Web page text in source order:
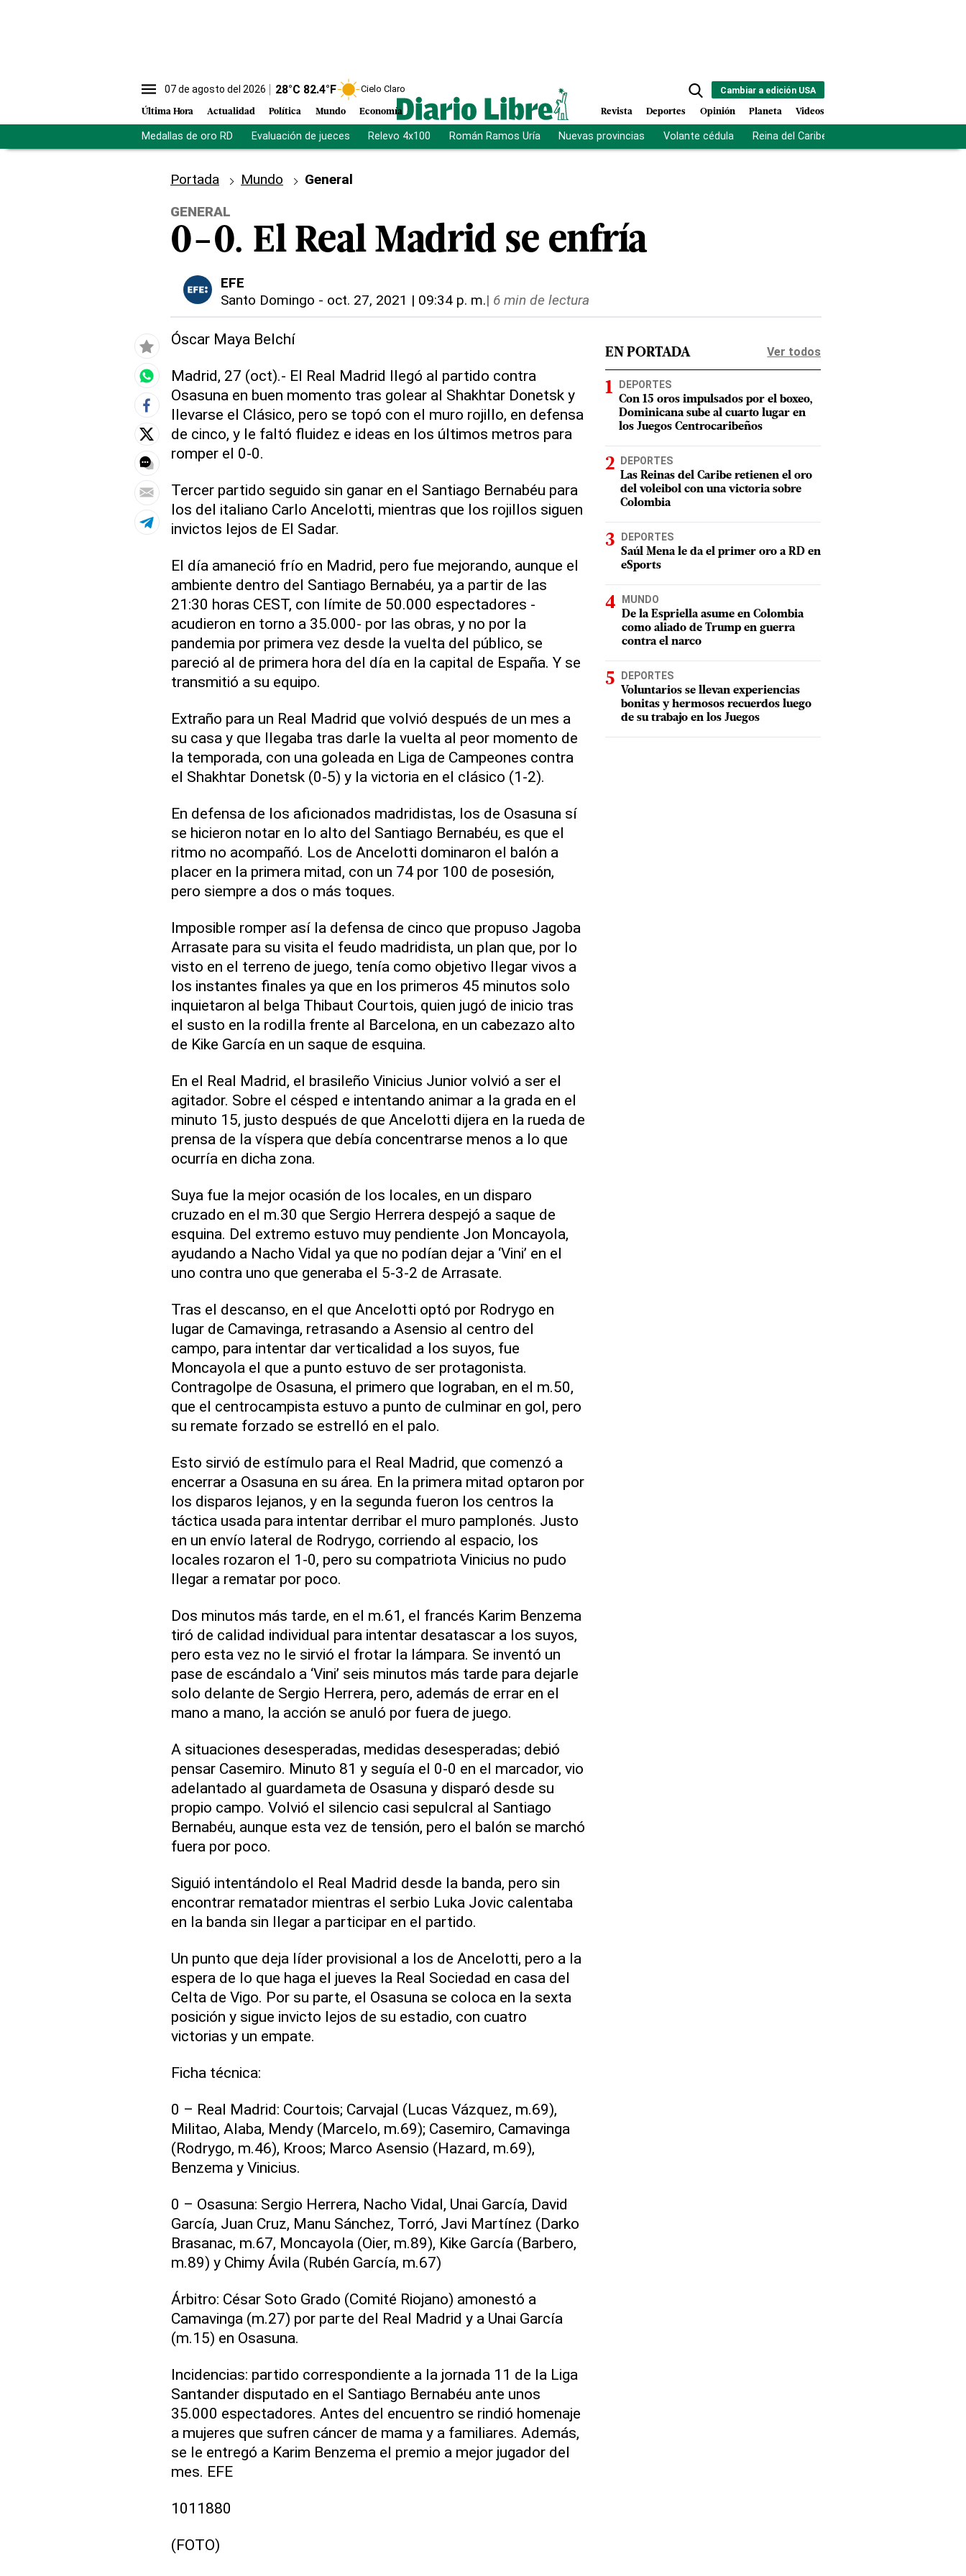
07 de agosto del 2026 28°C 82.4°F Cielo Claro
Última Hora Actualidad Política Mundo Economía
Cambiar a edición USA
Revista Deportes Opinión Planeta Videos
Medallas de oro RD Evaluación de jueces Relevo 4x100 Román Ramos Uría Nuevas provincias Volante cédula Reina del Caribe
Portada Mundo
General
GENERAL
0-0. El Real Madrid se enfría
EFE
Santo Domingo - oct. 27, 2021 | 09:34 p. m.| 6 min de lectura
Óscar Maya Belchí
Madrid, 27 (oct).- El Real Madrid llegó al partido contra
Osasuna en buen momento tras golear al Shakhtar Donetsk y
llevarse el Clásico, pero se topó con el muro rojillo, en defensa
de cinco, y le faltó fluidez e ideas en los últimos metros para
romper el 0-0.
Tercer partido seguido sin ganar en el Santiago Bernabéu para
los del italiano Carlo Ancelotti, mientras que los rojillos siguen
invictos lejos de El Sadar.
El día amaneció frío en Madrid, pero fue mejorando, aunque el
ambiente dentro del Santiago Bernabéu, ya a partir de las
21:30 horas CEST, con límite de 50.000 espectadores -
acudieron en torno a 35.000- por las obras, y no por la
pandemia por primera vez desde la vuelta del público, se
pareció al de primera hora del día en la capital de España. Y se
transmitió a su equipo.
Extraño para un Real Madrid que volvió después de un mes a
su casa y que llegaba tras darle la vuelta al peor momento de
la temporada, con una goleada en Liga de Campeones contra
el Shakhtar Donetsk (0-5) y la victoria en el clásico (1-2).
En defensa de los aficionados madridistas, los de Osasuna sí
se hicieron notar en lo alto del Santiago Bernabéu, es que el
ritmo no acompañó. Los de Ancelotti dominaron el balón a
placer en la primera mitad, con un 74 por 100 de posesión,
pero siempre a dos o más toques.
Imposible romper así la defensa de cinco que propuso Jagoba
Arrasate para su visita el feudo madridista, un plan que, por lo
visto en el terreno de juego, tenía como objetivo llegar vivos a
los instantes finales ya que en los primeros 45 minutos solo
inquietaron al belga Thibaut Courtois, quien jugó de inicio tras
el susto en la rodilla frente al Barcelona, en un cabezazo alto
de Kike García en un saque de esquina.
En el Real Madrid, el brasileño Vinicius Junior volvió a ser el
agitador. Sobre el césped e intentando animar a la grada en el
minuto 15, justo después de que Ancelotti dijera en la rueda de
prensa de la víspera que debía concentrarse menos a lo que
ocurría en dicha zona.
Suya fue la mejor ocasión de los locales, en un disparo
cruzado en el m.30 que Sergio Herrera despejó a saque de
esquina. Del extremo estuvo muy pendiente Jon Moncayola,
ayudando a Nacho Vidal ya que no podían dejar a ‘Vini’ en el
uno contra uno que generaba el 5-3-2 de Arrasate.
Tras el descanso, en el que Ancelotti optó por Rodrygo en
lugar de Camavinga, retrasando a Asensio al centro del
campo, para intentar dar verticalidad a los suyos, fue
Moncayola el que a punto estuvo de ser protagonista.
Contragolpe de Osasuna, el primero que lograban, en el m.50,
que el centrocampista estuvo a punto de culminar en gol, pero
su remate forzado se estrelló en el palo.
Esto sirvió de estímulo para el Real Madrid, que comenzó a
encerrar a Osasuna en su área. En la primera mitad optaron por
los disparos lejanos, y en la segunda fueron los centros la
táctica usada para intentar derribar el muro pamplonés. Justo
en un envío lateral de Rodrygo, corriendo al espacio, los
locales rozaron el 1-0, pero su compatriota Vinicius no pudo
llegar a rematar por poco.
Dos minutos más tarde, en el m.61, el francés Karim Benzema
tiró de calidad individual para intentar desatascar a los suyos,
pero esta vez no le sirvió el frotar la lámpara. Se inventó un
pase de escándalo a ‘Vini’ seis minutos más tarde para dejarle
solo delante de Sergio Herrera, pero, además de errar en el
mano a mano, la acción se anuló por fuera de juego.
A situaciones desesperadas, medidas desesperadas; debió
pensar Casemiro. Minuto 81 y seguía el 0-0 en el marcador, vio
adelantado al guardameta de Osasuna y disparó desde su
propio campo. Volvió el silencio casi sepulcral al Santiago
Bernabéu, aunque esta vez de tensión, pero el balón se marchó
fuera por poco.
Siguió intentándolo el Real Madrid desde la banda, pero sin
encontrar rematador mientras el serbio Luka Jovic calentaba
en la banda sin llegar a participar en el partido.
Un punto que deja líder provisional a los de Ancelotti, pero a la
espera de lo que haga el jueves la Real Sociedad en casa del
Celta de Vigo. Por su parte, el Osasuna se coloca en la sexta
posición y sigue invicto lejos de su estadio, con cuatro
victorias y un empate.
Ficha técnica:
0 – Real Madrid: Courtois; Carvajal (Lucas Vázquez, m.69),
Militao, Alaba, Mendy (Marcelo, m.69); Casemiro, Camavinga
(Rodrygo, m.46), Kroos; Marco Asensio (Hazard, m.69),
Benzema y Vinicius.
0 – Osasuna: Sergio Herrera, Nacho Vidal, Unai García, David
García, Juan Cruz, Manu Sánchez, Torró, Javi Martínez (Darko
Brasanac, m.67, Moncayola (Oier, m.89), Kike García (Barbero,
m.89) y Chimy Ávila (Rubén García, m.67)
Árbitro: César Soto Grado (Comité Riojano) amonestó a
Camavinga (m.27) por parte del Real Madrid y a Unai García
(m.15) en Osasuna.
Incidencias: partido correspondiente a la jornada 11 de la Liga
Santander disputado en el Santiago Bernabéu ante unos
35.000 espectadores. Antes del encuentro se rindió homenaje
a mujeres que sufren cáncer de mama y a familiares. Además,
se le entregó a Karim Benzema el premio a mejor jugador del
mes. EFE
1011880
(FOTO)
EN PORTADA Ver todos
DEPORTES
Con 15 oros impulsados por el boxeo,
Dominicana sube al cuarto lugar en
los Juegos Centrocaribeños
DEPORTES
Las Reinas del Caribe retienen el oro
del voleibol con una victoria sobre
Colombia
DEPORTES
Saúl Mena le da el primer oro a RD en
eSports
MUNDO
De la Espriella asume en Colombia
como aliado de Trump en guerra
contra el narco
DEPORTES
Voluntarios se llevan experiencias
bonitas y hermosos recuerdos luego
de su trabajo en los Juegos